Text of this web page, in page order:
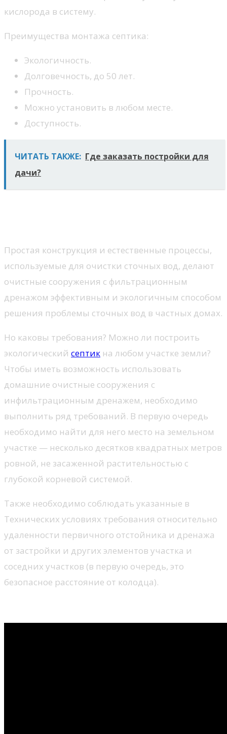
кислорода в систему.
Преимущества монтажа септика:
Экологичность.
Долговечность, до 50 лет.
Прочность.
Можно установить в любом месте.
Доступность.
ЧИТАТЬ ТАКЖЕ: Где заказать постройки для
дачи?
Простая конструкция и естественные процессы,
используемые для очистки сточных вод, делают
очистные сооружения с фильтрационным
дренажом эффективным и экологичным способом
решения проблемы сточных вод в частных домах.
Но каковы требования? Можно ли построить
экологический септик на любом участке земли?
Чтобы иметь возможность использовать
домашние очистные сооружения с
инфильтрационным дренажем, необходимо
выполнить ряд требований. В первую очередь
необходимо найти для него место на земельном
участке — несколько десятков квадратных метров
ровной, не засаженной растительностью с
глубокой корневой системой.
Также необходимо соблюдать указанные в
Технических условиях требования относительно
удаленности первичного отстойника и дренажа
от застройки и других элементов участка и
соседних участков (в первую очередь, это
безопасное расстояние от колодца).